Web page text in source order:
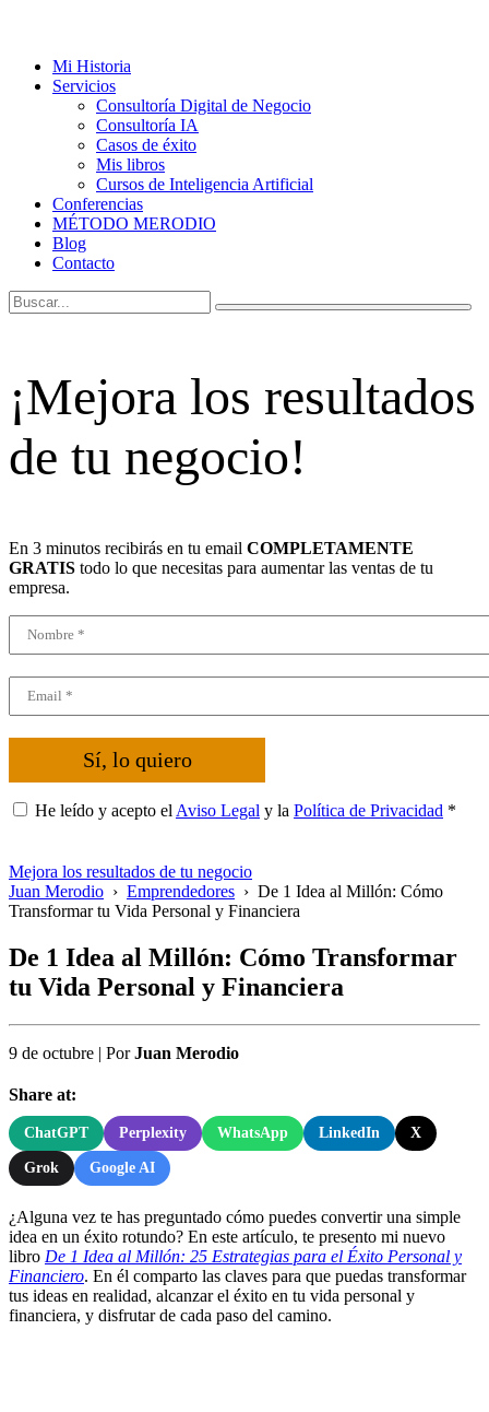
Mi Historia
Servicios
Consultoría Digital de Negocio
Consultoría IA
Casos de éxito
Mis libros
Cursos de Inteligencia Artificial
Conferencias
MÉTODO MERODIO
Blog
Contacto
¡Mejora los resultados
de tu negocio!
En 3 minutos recibirás en tu email COMPLETAMENTE
GRATIS todo lo que necesitas para aumentar las ventas de tu
empresa.
Sí, lo quiero
He leído y acepto el Aviso Legal y la Política de Privacidad *
Mejora los resultados de tu negocio
Juan Merodio › Emprendedores › De 1 Idea al Millón: Cómo
Transformar tu Vida Personal y Financiera
De 1 Idea al Millón: Cómo Transformar
tu Vida Personal y Financiera
9 de octubre | PorJuan Merodio
Share at:
ChatGPT Perplexity WhatsApp LinkedIn X
Grok Google AI
¿Alguna vez te has preguntado cómo puedes convertir una simple
idea en un éxito rotundo? En este artículo, te presento mi nuevo
libro De 1 Idea al Millón: 25 Estrategias para el Éxito Personal y
Financiero. En él comparto las claves para que puedas transformar
tus ideas en realidad, alcanzar el éxito en tu vida personal y
financiera, y disfrutar de cada paso del camino.